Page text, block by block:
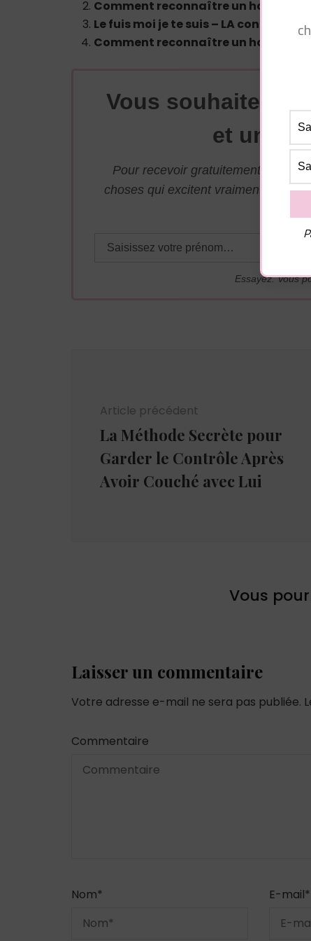
Comment reconnaître un homme
Le fuis moi je te suis – LA condition
Comment reconnaître un homme
Vous souhaitez
et une
Pour recevoir gratuitement par
choses qui excitent vraiment les
Essayez. Vous
Article précédent
La Méthode Secrète pour
Garder le Contrôle Après
Avoir Couché avec Lui
Vous
Laisser un commentaire
Votre adresse e-mail ne sera pas publiée.
Commentaire
Nom* E-mail*